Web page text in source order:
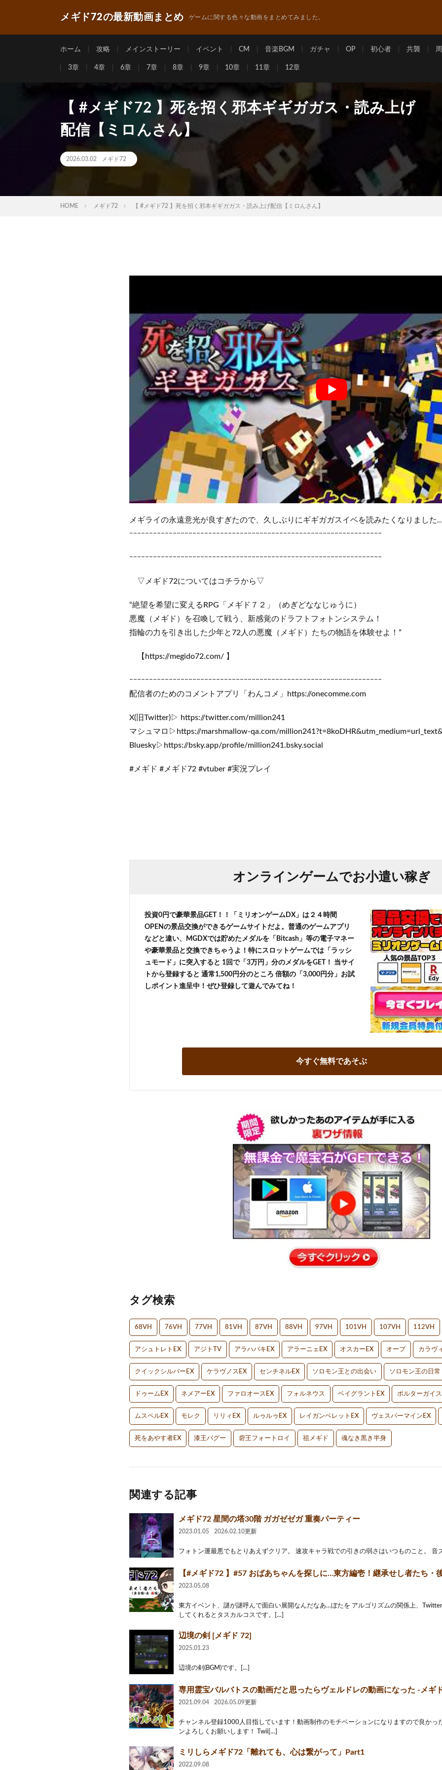
メギド72の最新動画まとめ ゲームに関する色々な動画をまとめてみました。
ホーム 攻略 メインストーリー イベント CM 音楽BGM ガチャ OP 初心者 共襲
3章 4章 6章 7章 8章 9章 10章 11章 12章
【 #メギド72 】死を招く邪本ギギガガス・読み上げ
配信【ミロんさん】
2026.03.02 メギド72
HOME メギド72 【 #メギド72 】死を招く邪本ギギガガス・読み上げ配信【ミロんさん】
メギライの永遠意光が良すぎたので、久しぶりにギギガガスイベを読みたくなりまし
ｰｰｰｰｰｰｰｰｰｰｰｰｰｰｰｰｰｰｰｰｰｰｰｰｰｰｰｰｰｰｰｰｰｰｰｰｰｰｰｰｰｰｰｰｰｰｰｰｰｰｰｰｰｰｰｰｰｰｰｰｰｰｰｰ
ｰｰｰｰｰｰｰｰｰｰｰｰｰｰｰｰｰｰｰｰｰｰｰｰｰｰｰｰｰｰｰｰｰｰｰｰｰｰｰｰｰｰｰｰｰｰｰｰｰｰｰｰｰｰｰｰｰｰｰｰｰｰｰｰ
▽メギド72についてはコチラから▽
“絶望を希望に変えるRPG「メギド７２」（めぎどななじゅうに）
悪魔（メギド）を召喚して戦う、新感覚のドラフトフォトンシステム！
指輪の力を引き出した少年と72人の悪魔（メギド）たちの物語を体験せよ！”
【https://megido72.com/ 】
ｰｰｰｰｰｰｰｰｰｰｰｰｰｰｰｰｰｰｰｰｰｰｰｰｰｰｰｰｰｰｰｰｰｰｰｰｰｰｰｰｰｰｰｰｰｰｰｰｰｰｰｰｰｰｰｰｰｰｰｰｰｰｰｰ
配信者のためのコメントアプリ「わんコメ」https://onecomme.com
X(旧Twitter)▷ https://twitter.com/million241
マシュマロ▷https://marshmallow-qa.com/
Bluesky▷https://bsky.app/profile/million241.bsky.social
#メギド #メギド72 #vtuber #実況プレイ
オンラインゲームでお小遣い稼ぎ
投資0円で豪華景品GET！！「ミリオンゲームDX」は２４時間
OPENの景品交換ができるゲームサイトだよ。普通のゲームアプリ
などと違い、MGDXでは貯めたメダルを「Bitcash」等の電子マネー
や豪華景品と交換できちゃうよ！特にスロットゲームでは「ラッシ
ュモード」に突入すると 1回で「3万円」分のメダルをGET！ 当サイ
トから登録すると 通常1,500円分のところ 倍額の「3,000円分」お試
しポイント進呈中！ぜひ登録して遊んでみてね！
今すぐ無料であそぶ
タグ検索
68VH 76VH 77VH 81VH 87VH 88VH 97VH 101VH 107VH 112VH
アシュトレトEX アジトTV アラハバキEX アラーニェEX オスカーEX オーブ カラヴ
クイックシルバーEX ケラヴノスEX センチネルEX ソロモン王との出会い ソロモン王の日常
ドゥームEX ネメアーEX ファロオースEX フォルネウス ベイグラントEX ポルターガイ
ムスペルEX モレク リリィEX ルゥルゥEX レイガンベレットEX ヴェスパーマインEX
死をあやす者EX 漆王バグー 砦王フォートロイ 祖メギド 魂なき黒き半身
関連する記事
メギド72 星間の塔30階 ガガゼゼガ 重奏パーティー
2023.01.05 2026.02.10更新
フォトン運最悪でもとりあえずクリア。 速攻キャラ戦での引きの弱さはいつものこと。 音
【#メギド72 】#57 おばあちゃんを探しに…東方編壱！継承せし者たち・
2023.05.08
東方イベント、謎が謎呼んで面白い展開なんだなあ…ぼたを アルゴリズムの関係上、
してくれるとタスカルコスです。[…]
辺境の剣 [メギド 72]
2025.01.23
辺境の剣(BGM)です。[…]
専用霊宝バルバトスの動画だと思ったらヴェルドレの動画になった -メギ
2021.09.04 2026.05.09更新
チャンネル登録1000人目指しています！動画制作のモチベーションになりますので良かっ
ンよろしくお願いします！ Twii[…]
ミリしらメギド72「離れても、心は繋がって」Part1
2022.09.08